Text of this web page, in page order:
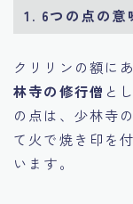
1. 6つの点の意
クリリンの額に
林寺の修行僧 と
の点は、少林寺
て火で焼き印を
います。